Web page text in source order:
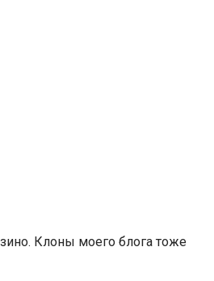
Клоны моего блога тоже